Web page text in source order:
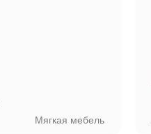
Мягкая мебель